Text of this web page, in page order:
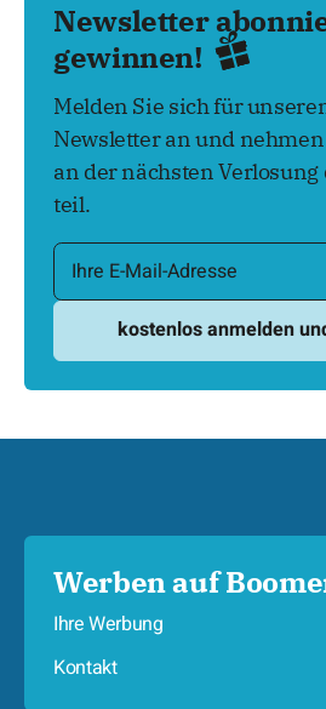
Newsletter
gewinnen!
Melden Sie sich für
Newsletter an und
an der nächsten Verlosung
teil.
Werben auf
Ihre Werbung
Kontakt